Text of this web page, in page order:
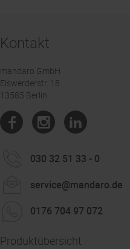
Kontakt
mandaro GmbH
Eiswerderstr. 18
13585 Berlin
030 32 51 33 - 0
service@mandaro.de
0176 704 97 072
Produktübersicht